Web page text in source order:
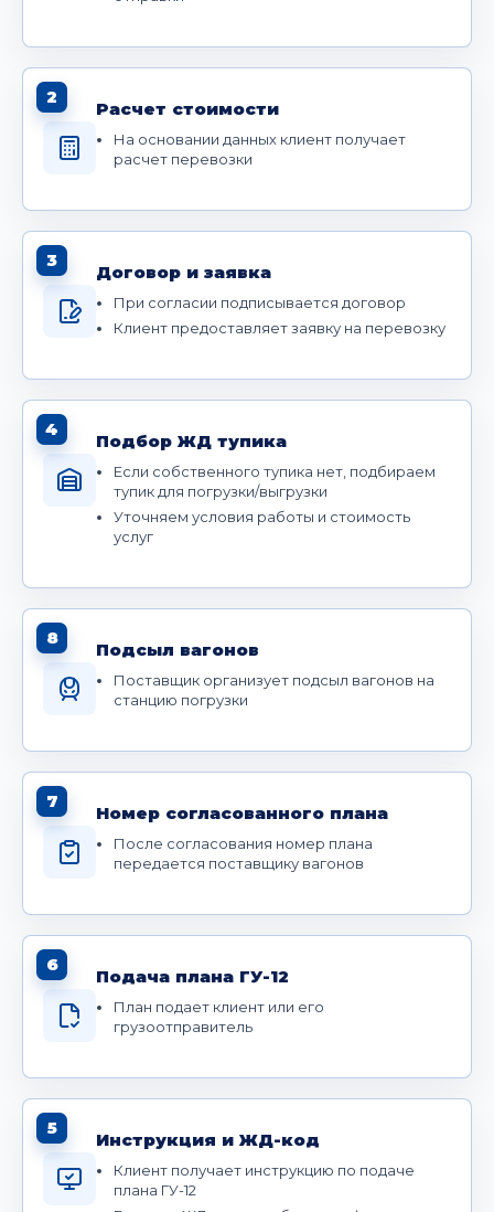
2
Расчет стоимости
На основании данных клиент получает
расчет перевозки
3
Договор и заявка
При согласии подписывается договор
Клиент предоставляет заявку на перевозку
4
Подбор ЖД тупика
Если собственного тупика нет, подбираем
тупик для погрузки/выгрузки
Уточняем условия работы и стоимость
услуг
8
Подсыл вагонов
Поставщик организует подсыл вагонов на
станцию погрузки
7
Номер согласованного плана
После согласования номер плана
передается поставщику вагонов
6
Подача плана ГУ-12
План подает клиент или его
грузоотправитель
5
Инструкция и ЖД-код
Клиент получает инструкцию по подаче
плана ГУ-12